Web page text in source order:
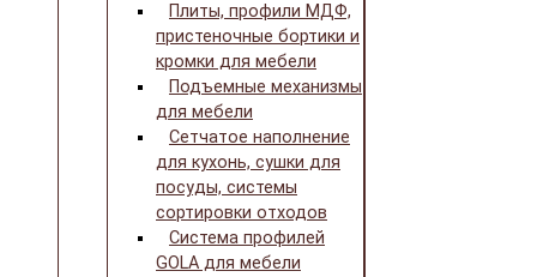
Плиты, профили МДФ,
пристеночные бортики и
кромки для мебели
Подъемные механизмы
для мебели
Сетчатое наполнение
для кухонь, сушки для
посуды, системы
сортировки отходов
Система профилей
GOLA для мебели